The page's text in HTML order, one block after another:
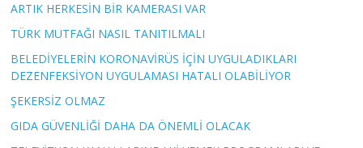
ARTIK HERKESİN BİR KAMERASI VAR
TÜRK MUTFAĞI NASIL TANITILMALI
BELEDİYELERİN KORONAVİRÜS İÇİN UYGULADIKLARI
DEZENFEKSİYON UYGULAMASI HATALI OLABİLİYOR
ŞEKERSİZ OLMAZ
GIDA GÜVENLİĞİ DAHA DA ÖNEMLİ OLACAK